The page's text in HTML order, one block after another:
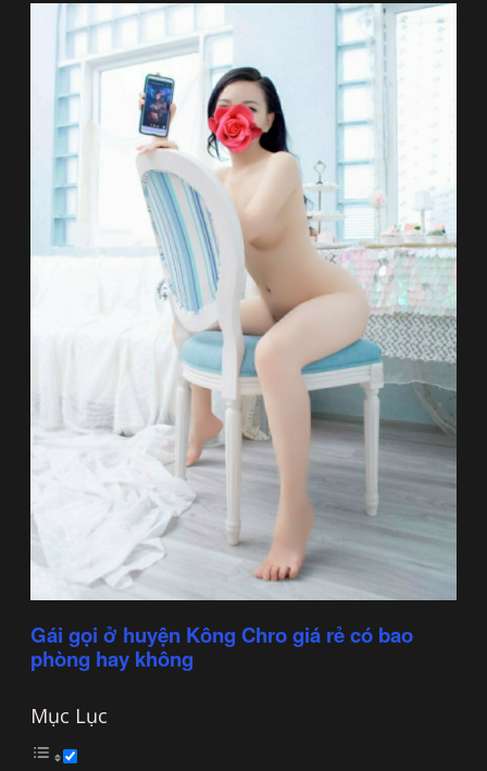
Gái gọi ở huyện Kông Chro giá rẻ có bao
phòng hay không
Mục Lục